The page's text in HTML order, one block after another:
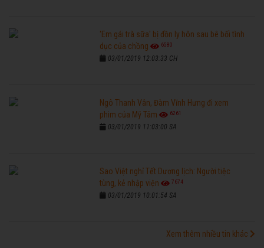
'Em gái trà sữa' bị đồn ly hôn sau bê bối tình
dục của chồng
6580
03/01/2019 12:03:33 CH
Ngô Thanh Vân, Đàm Vĩnh Hưng đi xem
phim của Mỹ Tâm
6261
03/01/2019 11:03:00 SA
Sao Việt nghỉ Tết Dương lịch: Người tiệc
tùng, kẻ nhập viện
7674
03/01/2019 10:01:54 SA
Xem thêm nhiều tin khác